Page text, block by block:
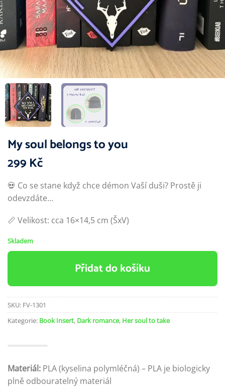
My soul belongs to you
299 Kč
💀 Co se stane když chce démon Vaší duši? Prostě ji
odevzdáte…
📏 Velikost: cca 16×14,5 cm (ŠxV)
Skladem
Přidat do košíku
SKU: FV-1301
Kategorie: Book Insert, Dark romance, Her soul to take
Materiál: PLA (kyselina polymléčná) – PLA je biologicky
plně odbouratelný materiál